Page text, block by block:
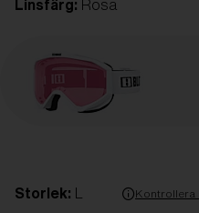
Linsfärg: Rosa
Storlek: Kontrollera